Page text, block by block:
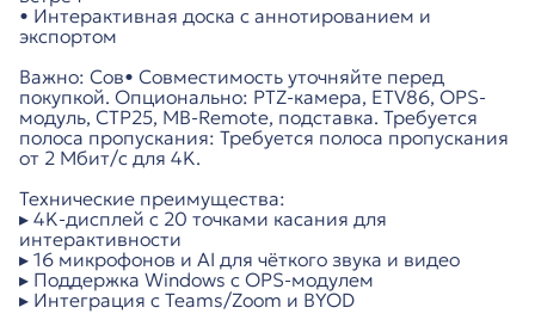
• Интерактивная доска с аннотированием и
экспортом
Важно: Сов• Совместимость уточняйте перед
покупкой. Опционально: PTZ-камера, ETV86, OPS-
модуль, CTP25, MB-Remote, подставка. Требуется
полоса пропускания: Требуется полоса пропускания
от 2 Мбит/с для 4K.
Технические преимущества:
▸ 4K-дисплей с 20 точками касания для
интерактивности
▸ 16 микрофонов и AI для чёткого звука и видео
▸ Поддержка Windows с OPS-модулем
▸ Интеграция с Teams/Zoom и BYOD